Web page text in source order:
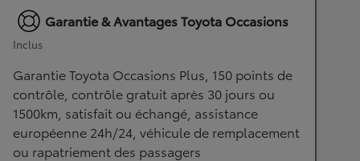
Garantie & Avantages Toyota Occasions
Inclus
Garantie Toyota Occasions Plus, 150 points de
contrôle, contrôle gratuit après 30 jours ou
1500km, satisfait ou échangé, assistance
européenne 24h/24, véhicule de remplacement
ou rapatriement des passagers